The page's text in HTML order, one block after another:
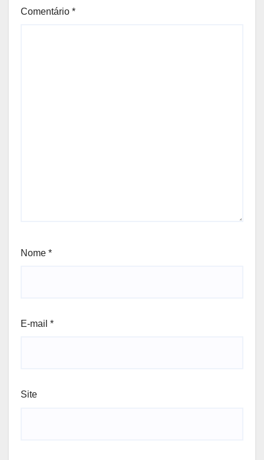
Comentário *
Nome *
E-mail *
Site